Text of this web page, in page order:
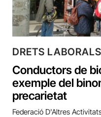
DRETS LABORALS
Conductors de
exemple del
precarietat
Federació D'Altres